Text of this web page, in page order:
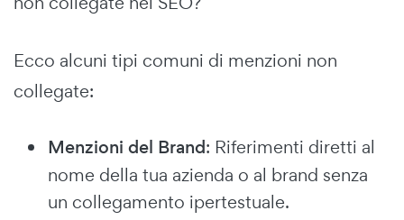
Ecco alcuni tipi comuni di menzioni non
collegate:
Menzioni del Brand: Riferimenti diretti al
nome della tua azienda o al brand senza
un collegamento ipertestuale.